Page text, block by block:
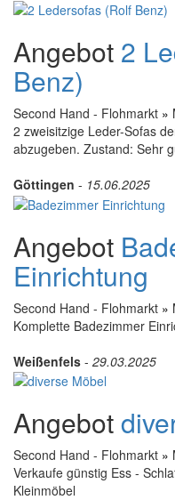
Angebot 2
Benz)
Second Hand - Flohmarkt »
2 zweisitzige Leder-Sofas
abzugeben. Zustand: Sehr
Göttingen - 15.06.2025
Angebot
Einrichtung
Second Hand - Flohmarkt »
Komplette Badezimmer
Weißenfels - 29.03.2025
Angebot
Second Hand - Flohmarkt »
Verkaufe günstig Ess -
Kleinmöbel